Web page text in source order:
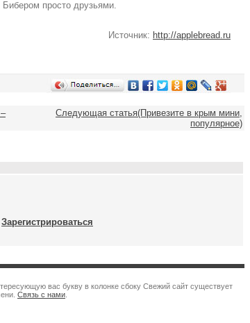
просто друзьями.
Источник: http://applebread.ru
Следующая статья(Привезите в крым мини,
популярное)
Зарегистрироваться
вас букву в колонке сбоку Свежий сайт существует
Связь с нами